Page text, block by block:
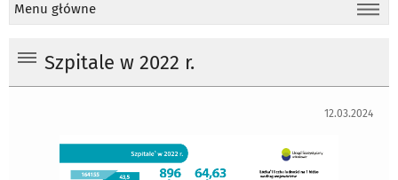
Menu główne
Szpitale w 2022 r.
12.03.2024